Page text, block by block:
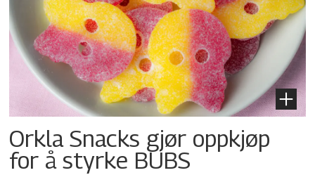
Orkla Snacks gjør oppkjøp
for å styrke BUBS